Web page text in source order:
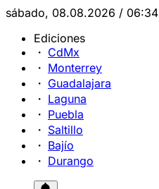
sábado, 08.08.2026 / 06:34
Ediciones
CdMx
Monterrey
Guadalajara
Laguna
Puebla
Saltillo
Bajío
Durango